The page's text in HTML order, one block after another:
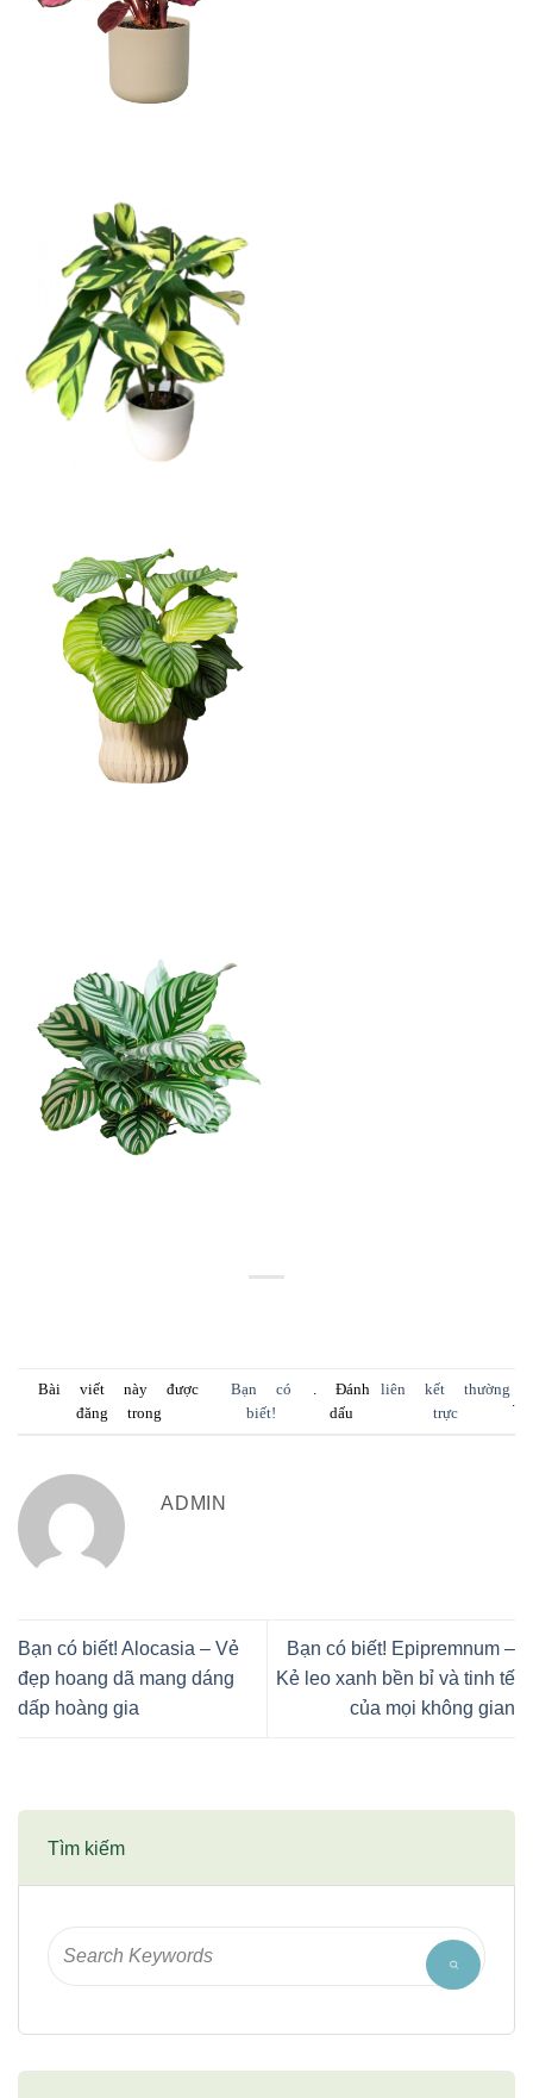
Bài viết này được
đăng trong
Bạn có
biết!
. Đánh
dấu
liên kết thường
trực
ADMIN
Bạn có biết! Alocasia – Vẻ
đẹp hoang dã mang dáng
dấp hoàng gia
Bạn có biết! Epipremnum –
Kẻ leo xanh bền bỉ và tinh tế
của mọi không gian
Tìm kiếm